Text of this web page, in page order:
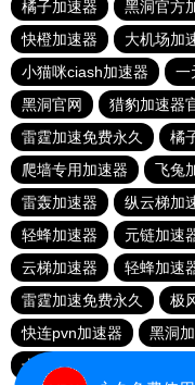
橘子加速器
黑洞官方
快橙加速器
大机场加
小猫咪ciash加速器
一
黑洞官网
猎豹加速器
雷霆加速免费永久
橘
爬墙专用加速器
飞兔
雷轰加速器
纵云梯加
轻蜂加速器
元链加速
云梯加速器
轻蜂加速
雷霆加速免费永久
极
快连pvn加速器
黑洞
十大免费网络加速神器